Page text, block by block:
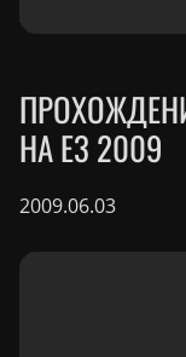
НА E3 2009
2009.06.03